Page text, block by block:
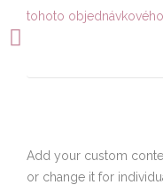
tohoto
Add your custom
or change it for